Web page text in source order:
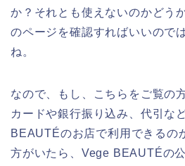
か？それとも使えないのかどう
のページを確認すればいいので
ね。
なので、もし、こちらをご覧の
カードや銀行振り込み、代引な
BEAUTÉのお店で利用できるの
方がいたら、Vege BEAUTÉの